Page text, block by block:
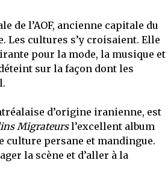
de l’AOF, ancienne capitale du
Les cultures s’y croisaient. Elle
pour la mode, la musique et
sur la façon dont les
d’origine iranienne, est
Migrateursl’excellent album
culture persane et mandingue.
la scène et d’aller à la